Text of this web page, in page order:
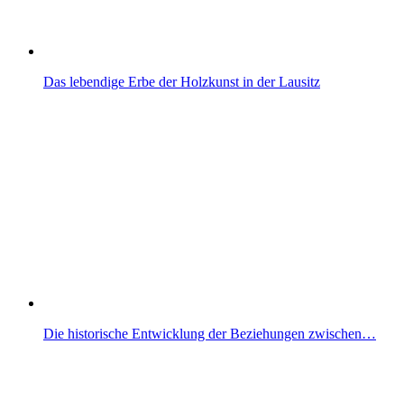
Das lebendige Erbe der Holzkunst in der Lausitz
Die historische Entwicklung der Beziehungen zwischen…